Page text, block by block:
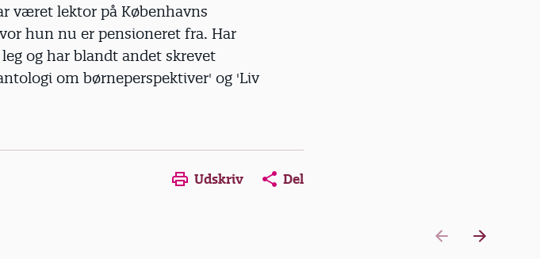
været lektor på Københavns
hun nu er pensioneret fra. Har
og har blandt andet skrevet
om børneperspektiver' og 'Liv
Udskriv Del